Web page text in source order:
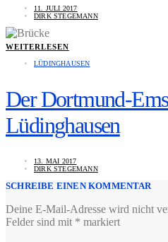
11. JULI 2017
DIRK STEGEMANN
WEITERLESEN
LÜDINGHAUSEN
Der Dortmund-
Lüdinghausen
13. MAI 2017
DIRK STEGEMANN
SCHREIBE EINEN KOMMENTAR
Deine E-Mail-Adresse wird nicht
Felder sind mit * markiert